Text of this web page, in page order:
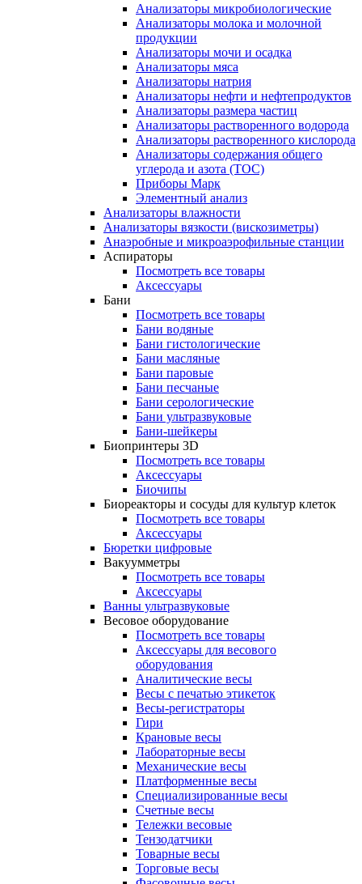
Анализаторы микробиологические
Анализаторы молока и молочной
продукции
Анализаторы мочи и осадка
Анализаторы мяса
Анализаторы натрия
Анализаторы нефти и нефтепродуктов
Анализаторы размера частиц
Анализаторы растворенного водорода
Анализаторы растворенного кислорода
Анализаторы содержания общего
углерода и азота (ТОС)
Приборы Марк
Элементный анализ
Анализаторы влажности
Анализаторы вязкости (вискозиметры)
Анаэробные и микроаэрофильные станции
Аспираторы
Посмотреть все товары
Аксессуары
Бани
Посмотреть все товары
Бани водяные
Бани гистологические
Бани масляные
Бани паровые
Бани песчаные
Бани серологические
Бани ультразвуковые
Бани-шейкеры
Биопринтеры 3D
Посмотреть все товары
Аксессуары
Биочипы
Биореакторы и сосуды для культур клеток
Посмотреть все товары
Аксессуары
Бюретки цифровые
Вакуумметры
Посмотреть все товары
Аксессуары
Ванны ультразвуковые
Весовое оборудование
Посмотреть все товары
Аксессуары для весового
оборудования
Аналитические весы
Весы с печатью этикеток
Весы-регистраторы
Гири
Крановые весы
Лабораторные весы
Механические весы
Платформенные весы
Специализированные весы
Счетные весы
Тележки весовые
Тензодатчики
Товарные весы
Торговые весы